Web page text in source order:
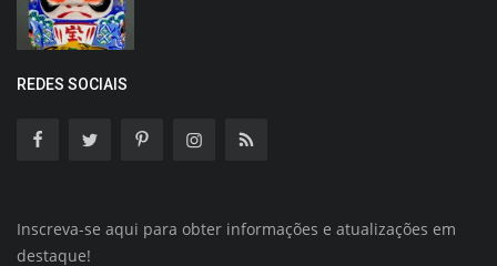
REDES SOCIAIS
Inscreva-se aqui para obter informações e atualizações em
destaque!